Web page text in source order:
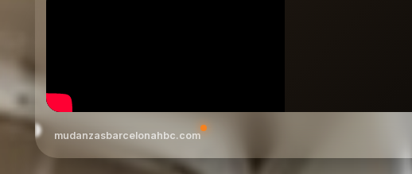
mudanzasbarcelonahbc.com